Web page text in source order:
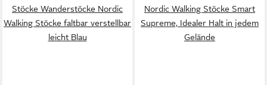
Stöcke Wanderstöcke Nordic
Walking Stöcke faltbar verstellbar
leicht Blau
Nordic Walking Stöcke Smart
Supreme, Idealer Halt in jedem
Gelände